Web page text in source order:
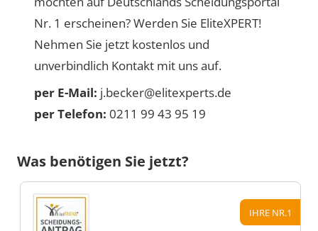
Nr. 1 erscheinen? Werden Sie EliteXPERT!
Nehmen Sie jetzt kostenlos und
unverbindlich Kontakt mit uns auf.
per E-Mail: j.becker@elitexperts.de
per Telefon: 0211 99 43 95 19
Was benötigen Sie jetzt?
IHRE NR.1